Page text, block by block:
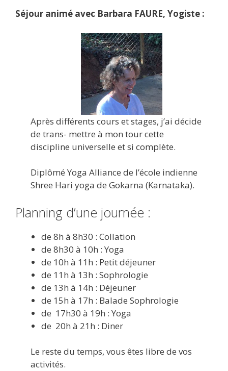
Séjour animé avec Barbara FAURE, Yogiste :
Après différents cours et stages, j’ai décide
de trans- mettre à mon tour cette
discipline universelle et si complète.
Diplômé Yoga Alliance de l’école indienne
Shree Hari yoga de Gokarna (Karnataka).
Planning d’une journée :
de 8h à 8h30 : Collation
de 8h30 à 10h : Yoga
de 10h à 11h : Petit déjeuner
de 11h à 13h : Sophrologie
de 13h à 14h : Déjeuner
de 15h à 17h : Balade Sophrologie
de 17h30 à 19h : Yoga
de 20h à 21h : Diner
Le reste du temps, vous êtes libre de vos
activités.